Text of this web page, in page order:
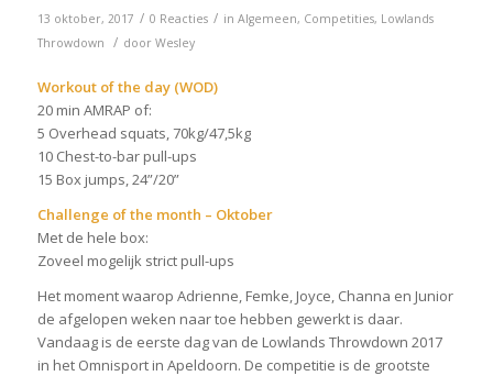
13 oktober, 2017 / 0 Reacties / in Algemeen, Competities, Lowlands
Throwdown
/ door Wesley
Workout of the day (WOD)
20 min AMRAP of:
5 Overhead squats, 70kg/47,5kg
10 Chest-to-bar pull-ups
15 Box jumps, 24”/20”
Challenge of the month – Oktober
Met de hele box:
Zoveel mogelijk strict pull-ups
Het moment waarop Adrienne, Femke, Joyce, Channa en Junior
de afgelopen weken naar toe hebben gewerkt is daar.
Vandaag is de eerste dag van de Lowlands Throwdown 2017
in het Omnisport in Apeldoorn. De competitie is de grootste